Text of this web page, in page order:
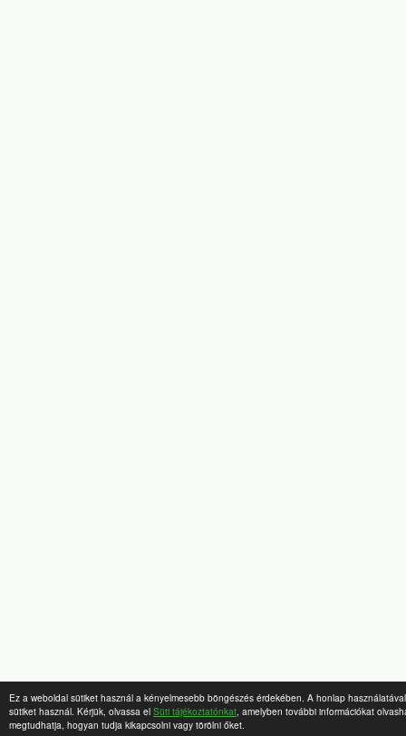
Ez a weboldal sütiket használ a kényelmesebb böngészés érdekében. A honlap
sütiket használ. Kérjük, olvassa el Süti tájékoztatónkat, amelyben további információkat
megtudhatja, hogyan tudja kikapcsolni vagy törölni őket.